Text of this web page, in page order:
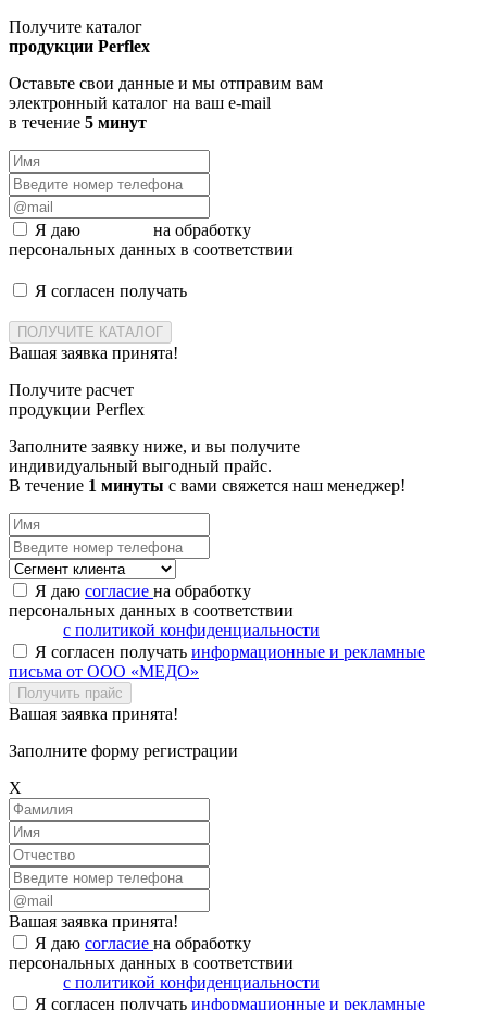
Получите каталог
продукции Perflex
Оставьте свои данные и мы отправим вам
электронный каталог на ваш e-mail
в течение 5 минут
Я даю
на обработку
персональных данных в соответствии
Я согласен получать
ПОЛУЧИТЕ КАТАЛОГ
Вашая заявка принята!
Получите расчет
продукции Perflex
Заполните заявку ниже, и вы получите
индивидуальный выгодный прайс.
В течение 1 минуты с вами свяжется наш менеджер!
Я даю согласие на обработку
персональных данных в соответствии
с политикой конфиденциальности
Я согласен получать информационные и рекламные
письма от ООО «МЕДО»
Получить прайс
Вашая заявка принята!
Заполните форму регистрации
X
Вашая заявка принята!
Я даю согласие на обработку
персональных данных в соответствии
с политикой конфиденциальности
Я согласен получать информационные и рекламные